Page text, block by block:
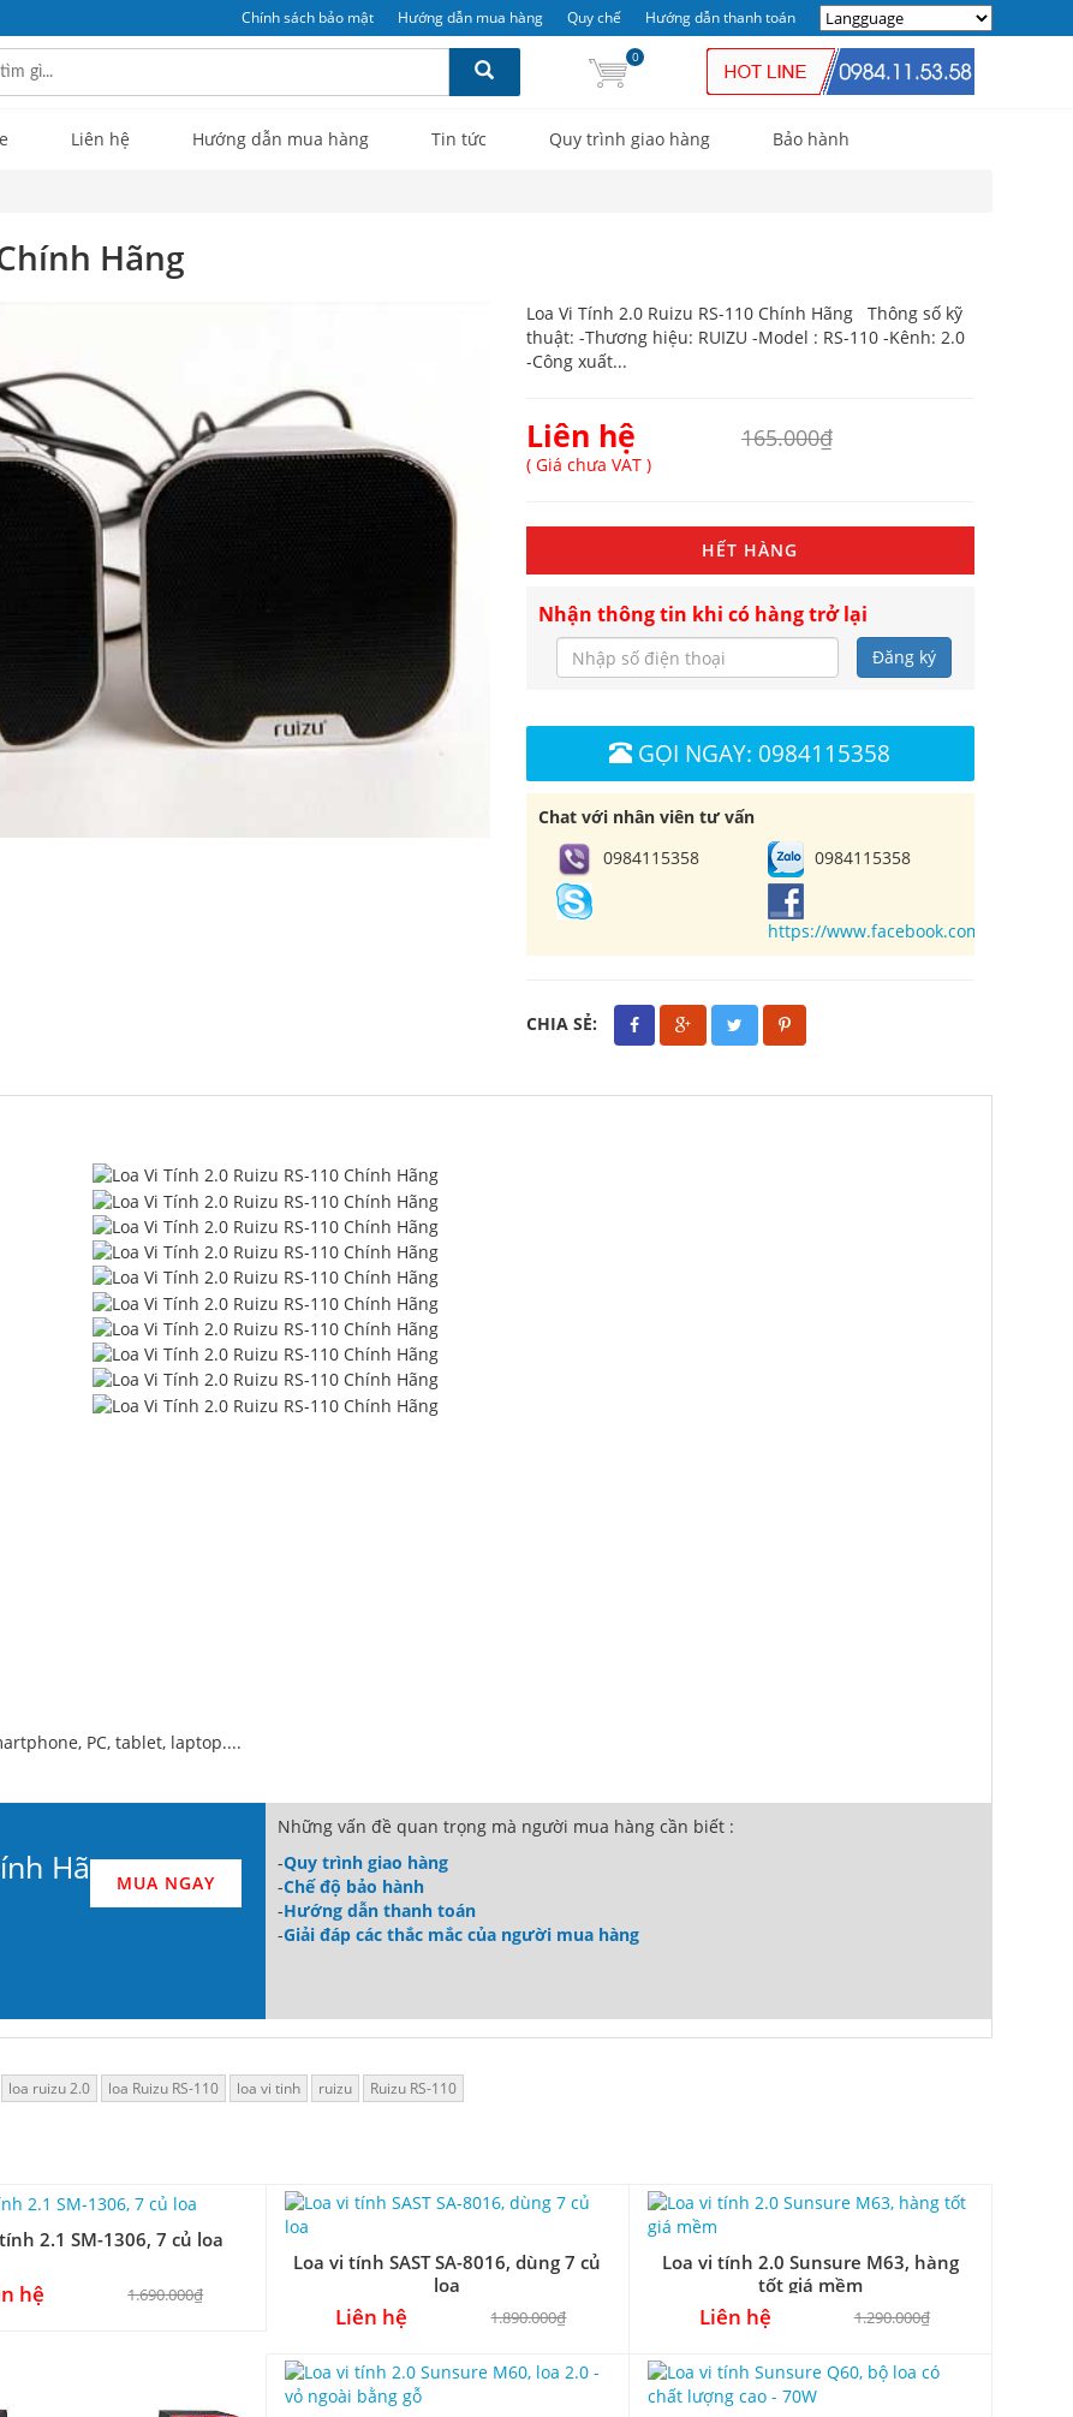
Chính sách bảo mật Hướng dẫn mua hàng Quy chế Hướng dẫn thanh toán
0
Liên hệ Hướng dẫn mua hàng Tin tức Quy trình giao hàng Bảo hành
Hãng
Loa Vi Tính 2.0 Ruizu RS-110 Chính Hãng Thông số kỹ
thuật: -Thương hiệu: RUIZU -Model : RS-110 -Kênh: 2.0
-Công xuất...
Liên hệ 165.000₫
( Giá chưa VAT )
HẾT HÀNG
Nhận thông tin khi có hàng trở lại
Đăng ký
GỌI NGAY: 0984115358
Chat với nhân viên tư vấn
0984115358
0984115358
https://www.facebook.com/
CHIA SẺ:
PC, tablet, laptop....
HãngMUA NGAY
Những vấn đề quan trọng mà người mua hàng cần biết :
-Quy trình giao hàng
-Chế độ bảo hành
-Hướng dẫn thanh toán
-Giải đáp các thắc mắc của người mua hàng
loa ruizu 2.0 loa Ruizu RS-110 loa vi tinh ruizu Ruizu RS-110
2.1 SM-1306, 7 củ loa
hệ 1.690.000₫
Loa vi tính SAST SA-8016, dùng 7 củ
loa
Liên hệ 1.890.000₫
Loa vi tính 2.0 Sunsure M63, hàng
tốt giá mềm
Liên hệ 1.290.000₫